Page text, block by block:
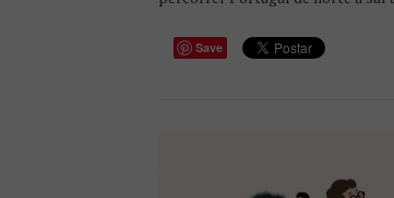
Save